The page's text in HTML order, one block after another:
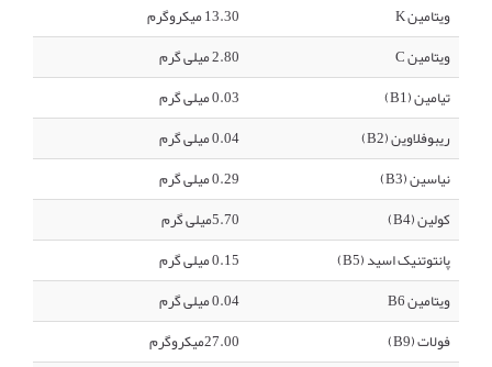
ویتامین K
13.30 میکروگرم
ویتامین C
2.80 میلی گرم
تیامین (B1)
0.03 میلی گرم
ریبوفلاوین (B2)
0.04 میلی گرم
نیاسین (B3)
0.29 میلی گرم
کولین (B4)
5.70میلی گرم
پانتوتنیک اسید (B5)
0.15 میلی گرم
ویتامین B6
0.04 میلی گرم
فولات (B9)
27.00میکروگرم